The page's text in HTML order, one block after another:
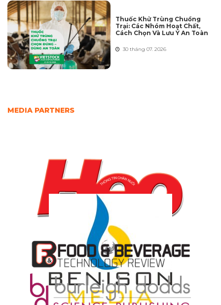
Thuốc Khử Trùng Chuồng
Trại: Các Nhóm Hoạt Chất,
Cách Chọn Và Lưu Ý An Toàn
30 tháng 07. 2026
MEDIA PARTNERS